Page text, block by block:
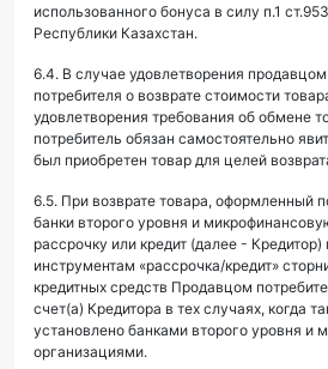
использованного бонуса в силу п.1
Республики Казахстан.
6.4. В случае удовлетворения
потребителя о возврате стоимости
удовлетворения требования об обмене
потребитель обязан самостоятельно
был приобретен товар для целей
6.5. При возврате товара, оформленный
банки второго уровня и
рассрочку или кредит (далее -
инструментам «рассрочка/кредит»
кредитных средств Продавцом
счет(а) Кредитора в тех случаях, когда
установлено банками второго уровня и
организациями.